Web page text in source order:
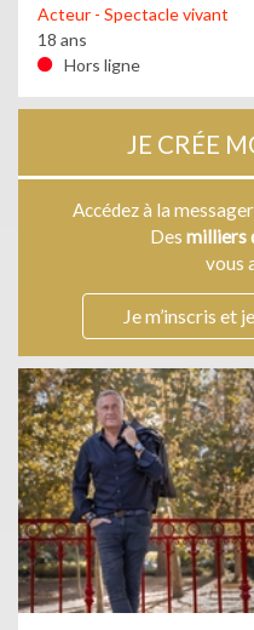
Acteur - Spectacle vivant
18 ans
Hors ligne
JE CRÉE
Accédez à la
Des milliers
vous
Je m’inscris et